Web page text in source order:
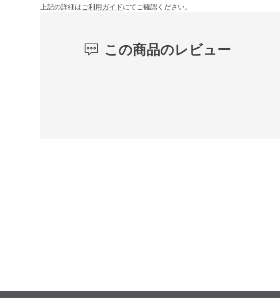
上記の詳細はご利用ガイドにてご確認ください。
この商品のレビュー